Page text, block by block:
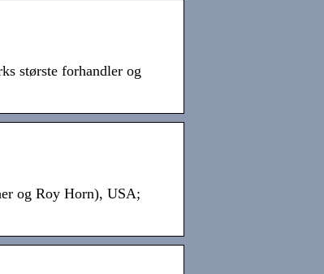
største forhandler og
og Roy Horn), USA;